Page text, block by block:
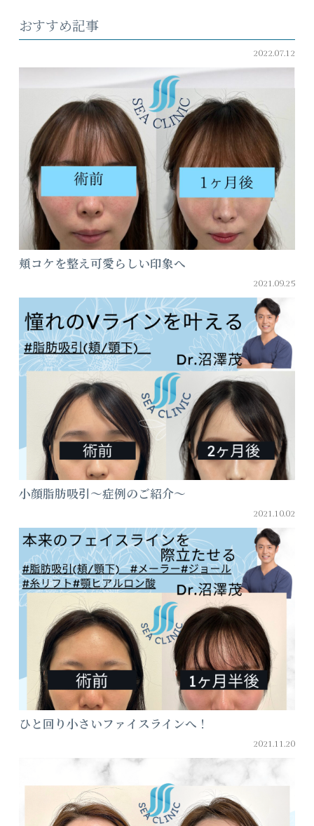
おすすめ記事
2022.07.12
頬コケを整え可愛らしい印象へ
2021.09.25
小顔脂肪吸引～症例のご紹介～
2021.10.02
ひと回り小さいファイスラインへ！
2021.11.20